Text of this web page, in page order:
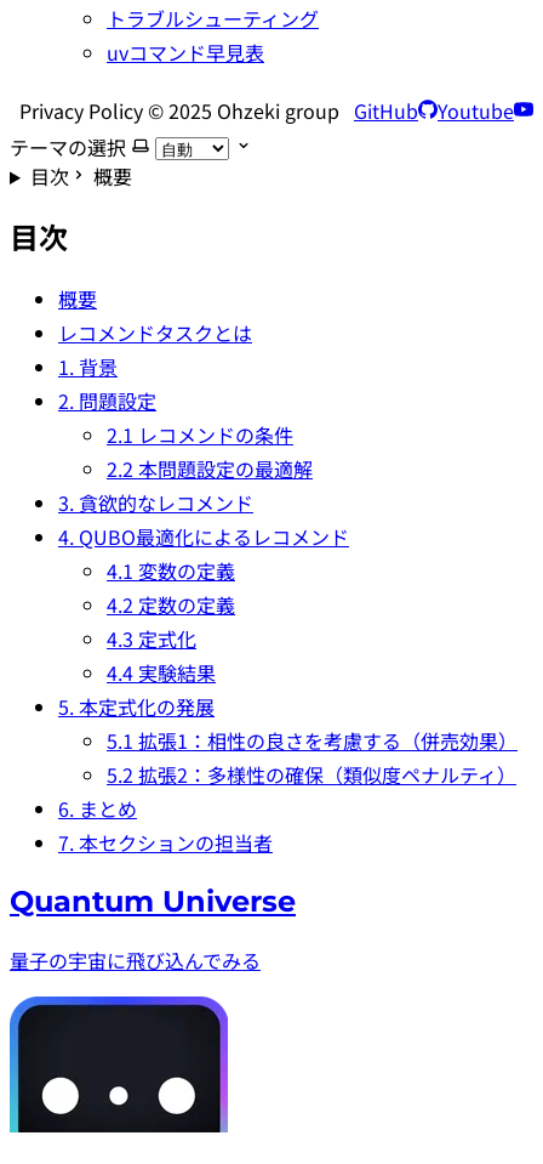
トラブルシューティング
uvコマンド早見表
Privacy Policy © 2025 Ohzeki group GitHub
Youtube
テーマの選択
目次
概要
目次
概要
レコメンドタスクとは
1. 背景
2. 問題設定
2.1 レコメンドの条件
2.2 本問題設定の最適解
3. 貪欲的なレコメンド
4. QUBO最適化によるレコメンド
4.1 変数の定義
4.2 定数の定義
4.3 定式化
4.4 実験結果
5. 本定式化の発展
5.1 拡張1：相性の良さを考慮する（併売効果）
5.2 拡張2：多様性の確保（類似度ペナルティ）
6. まとめ
7. 本セクションの担当者
Quantum Universe
量子の宇宙に飛び込んでみる